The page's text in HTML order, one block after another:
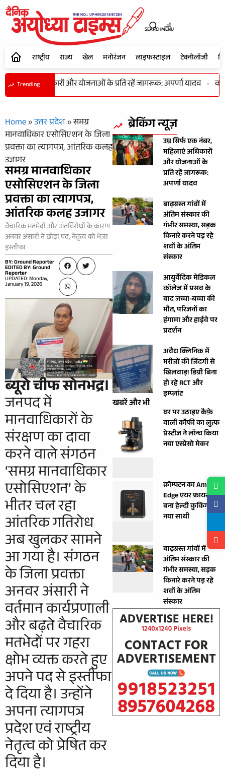
SEARCHMENU
राष्ट्रीय राज्य खेल मनोरंजन लाइफस्टाइल टेक्नोलॉजी
Trending
महिलाएं अधिकारों और योजनाओं के प्रति रहें जागरूक: अपर्णा यादव
Home»उत्तर प्रदेश»समग्र
मानवाधिकार एसोसिएशन के जिला
प्रवक्ता का त्यागपत्र, आंतरिक कलह
उजागर
समग्र मानवाधिकार
एसोसिएशन के जिला
प्रवक्ता का त्यागपत्र,
आंतरिक कलह उजागर
वैचारिक मतभेदों और अंतर्विरोधों के कारण
अनवर अंसारी ने छोड़ा पद, नेतृत्व को भेजा
इस्तीफा
BY: Ground Reporter
EDITED BY: Ground
Reporter
UPDATED: Monday,
January 19, 2026
ब्यूरो चीफ​सोनभद्र।
जनपद में
मानवाधिकारों के
संरक्षण का दावा
करने वाले संगठन
‘समग्र मानवाधिकार
एसोसिएशन’ के
भीतर चल रहा
आंतरिक गतिरोध
अब खुलकर सामने
आ गया है। संगठन
के जिला प्रवक्ता
अनवर अंसारी ने
वर्तमान कार्यप्रणाली
और बढ़ते वैचारिक
मतभेदों पर गहरा
क्षोभ व्यक्त करते हुए
अपने पद से इस्तीफा
दे दिया है। उन्होंने
अपना त्यागपत्र
प्रदेश एवं राष्ट्रीय
नेतृत्व को प्रेषित कर
दिया है।
ब्रेकिंग न्यूज़
उम्र सिर्फ एक नंबर,
महिलाएं अधिकारों
और योजनाओं के
प्रति रहें जागरूक:
अपर्णा यादव
बाढ़ग्रस्त गांवों में
अंतिम संस्कार की
गंभीर समस्या, सड़क
किनारे करने पड़ रहे
शवों के अंतिम
संस्कार
आयुर्वेदिक मेडिकल
कॉलेज में प्रसव के
बाद जच्चा-बच्चा की
मौत, परिजनों का
हंगामा और हाईवे पर
प्रदर्शन
अवैध क्लिनिक में
मरीजों की जिंदगी से
खिलवाड़! डिग्री बिना
हो रहे RCT और
इम्प्लांट
खबरें और भी
घर पर उठाइए कैफ़े
वाली कॉफी का लुत्फ
प्रेस्टीज ने लॉन्च किया
नया एस्प्रेसो मेकर
क्रॉम्पटन का Ameo
Edge एयर फ्रायर
बना हेल्दी कुकिंग का
नया साथी
बाढ़ग्रस्त गांवों में
अंतिम संस्कार की
गंभीर समस्या, सड़क
किनारे करने पड़ रहे
शवों के अंतिम
संस्कार